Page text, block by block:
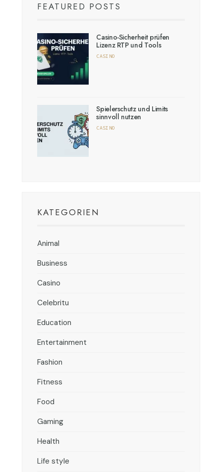
FEATURED POSTS
Casino-Sicherheit prüfen
Lizenz RTP und Tools
CASINO
Spielerschutz und Limits
sinnvoll nutzen
CASINO
KATEGORIEN
Animal
Business
Casino
Celebritu
Education
Entertainment
Fashion
Fitness
Food
Gaming
Health
Life style